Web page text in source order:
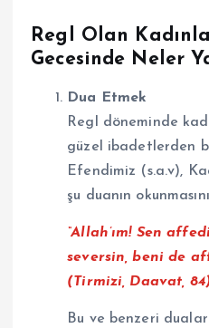
Regl Olan
Gecesinde Neler
Dua Etmek
Regl döneminde
güzel ibadetlerden
Efendimiz (s.a.v),
şu duanın
“Allah’ım! Sen
seversin, beni de
(Tirmizi, Daavat,
Bu ve benzeri